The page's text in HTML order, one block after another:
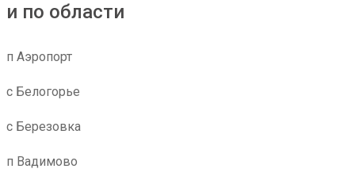
и по области
п Аэропорт
с Белогорье
с Березовка
п Вадимово